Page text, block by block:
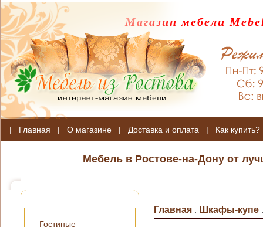
Магазин мебели
| Главная | О магазине | Доставка и оплата | Как купить?
Мебель в Ростове-на-Дону от
Гостиные
Главная : Шкафы-купе